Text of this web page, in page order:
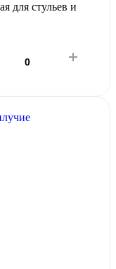
для стульев и